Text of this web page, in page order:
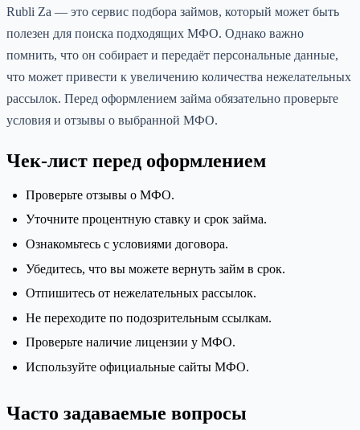
Rubli Za — это сервис подбора займов, который может быть
полезен для поиска подходящих МФО. Однако важно
помнить, что он собирает и передаёт персональные данные,
что может привести к увеличению количества нежелательных
рассылок. Перед оформлением займа обязательно проверьте
условия и отзывы о выбранной МФО.
Чек-лист перед оформлением
Проверьте отзывы о МФО.
Уточните процентную ставку и срок займа.
Ознакомьтесь с условиями договора.
Убедитесь, что вы можете вернуть займ в срок.
Отпишитесь от нежелательных рассылок.
Не переходите по подозрительным ссылкам.
Проверьте наличие лицензии у МФО.
Используйте официальные сайты МФО.
Часто задаваемые вопросы